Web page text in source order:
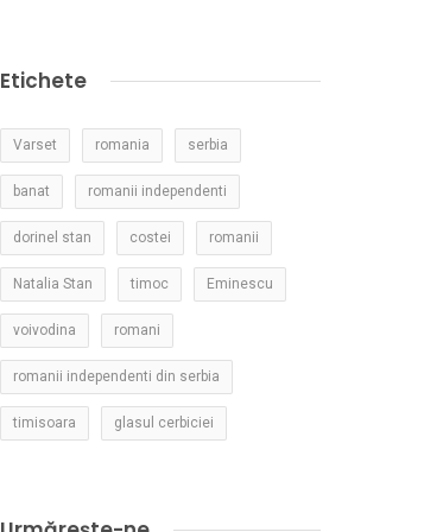
Etichete
Varset romania serbia
banat romanii independenti
dorinel stan costei romanii
Natalia Stan timoc Eminescu
voivodina romani
romanii independenti din serbia
timisoara glasul cerbiciei